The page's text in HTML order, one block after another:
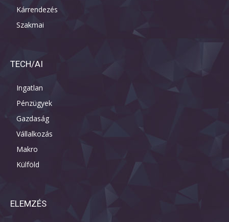
Kárrendezés
Szakmai
TECH/AI
Ingatlan
Pénzügyek
Gazdaság
Vállalkozás
Makro
Külföld
ELEMZÉS